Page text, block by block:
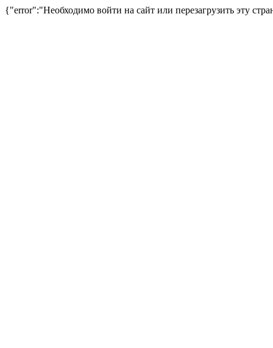
{"error":"Необходимо войти на сайт или перезагрузить эту